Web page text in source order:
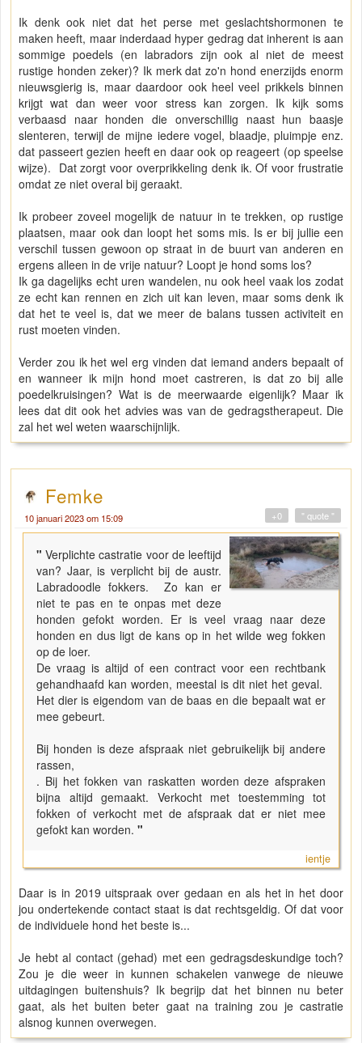
Ik denk ook niet dat het perse met geslachtshormonen te
maken heeft, maar inderdaad hyper gedrag dat inherent is aan
sommige poedels (en labradors zijn ook al niet de meest
rustige honden zeker)? Ik merk dat zo'n hond enerzijds enorm
nieuwsgierig is, maar daardoor ook heel veel prikkels binnen
krijgt wat dan weer voor stress kan zorgen. Ik kijk soms
verbaasd naar honden die onverschillig naast hun baasje
slenteren, terwijl de mijne iedere vogel, blaadje, pluimpje enz.
dat passeert gezien heeft en daar ook op reageert (op speelse
wijze). Dat zorgt voor overprikkeling denk ik. Of voor frustratie
omdat ze niet overal bij geraakt.
Ik probeer zoveel mogelijk de natuur in te trekken, op rustige
plaatsen, maar ook dan loopt het soms mis. Is er bij jullie een
verschil tussen gewoon op straat in de buurt van anderen en
ergens alleen in de vrije natuur? Loopt je hond soms los?
Ik ga dagelijks echt uren wandelen, nu ook heel vaak los zodat
ze echt kan rennen en zich uit kan leven, maar soms denk ik
dat het te veel is, dat we meer de balans tussen activiteit en
rust moeten vinden.
Verder zou ik het wel erg vinden dat iemand anders bepaalt of
en wanneer ik mijn hond moet castreren, is dat zo bij alle
poedelkruisingen? Wat is de meerwaarde eigenlijk? Maar ik
lees dat dit ook het advies was van de gedragstherapeut. Die
zal het wel weten waarschijnlijk.
Femke
10 januari 2023 om 15:09 " quote "
+0
"Verplichte castratie voor de leeftijd
van? Jaar, is verplicht bij de austr.
Labradoodle fokkers. Zo kan er
niet te pas en te onpas met deze
honden gefokt worden. Er is veel vraag naar deze
honden en dus ligt de kans op in het wilde weg fokken
op de loer.
De vraag is altijd of een contract voor een rechtbank
gehandhaafd kan worden, meestal is dit niet het geval.
Het dier is eigendom van de baas en die bepaalt wat er
mee gebeurt.
Bij honden is deze afspraak niet gebruikelijk bij andere
rassen,
. Bij het fokken van raskatten worden deze afspraken
bijna altijd gemaakt. Verkocht met toestemming tot
fokken of verkocht met de afspraak dat er niet mee
gefokt kan worden. "
ientje
Daar is in 2019 uitspraak over gedaan en als het in het door
jou ondertekende contact staat is dat rechtsgeldig. Of dat voor
de individuele hond het beste is...
Je hebt al contact (gehad) met een gedragsdeskundige toch?
Zou je die weer in kunnen schakelen vanwege de nieuwe
uitdagingen buitenshuis? Ik begrijp dat het binnen nu beter
gaat, als het buiten beter gaat na training zou je castratie
alsnog kunnen overwegen.